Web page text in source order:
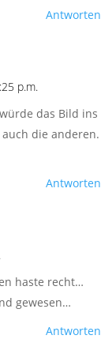
Antworten
p.m.
das Bild ins
die anderen.
Antworten
haste recht…
gewesen…
Antworten